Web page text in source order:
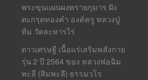
พระขุนแผนผงพรายกุมาร ฝัง
ตะกรุดทองคำ องค์ครู หลวงปู่
ทิม วัดละหารไร่
ดาวเศรษฐี เนื้อแร่เสริมพลังกาย
รุ่น 2 ปี 2564 ของ หลวงพ่อฉิม
พะลี (สิมพะลี) ธรรมวโร